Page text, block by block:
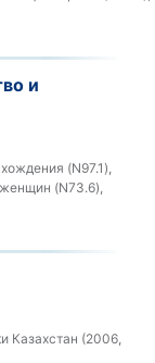
и
(N97.1),
(N73.6),
Казахстан (2006,